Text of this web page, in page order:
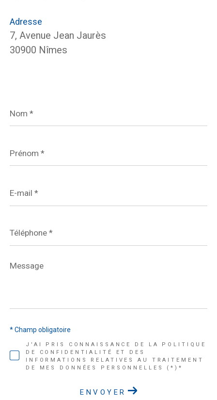
Adresse
7, Avenue Jean Jaurès
30900 Nîmes
*
*
mail
*
*
Message
*
J'AI PRIS CONNAISSANCE DE LA POLITIQUE
DE CONFIDENTIALITÉ ET DES
INFORMATIONS RELATIVES AU TRAITEMENT
DE MES DONNÉES PERSONNELLES (*)*
* Champ obligatoire
ENVOYER